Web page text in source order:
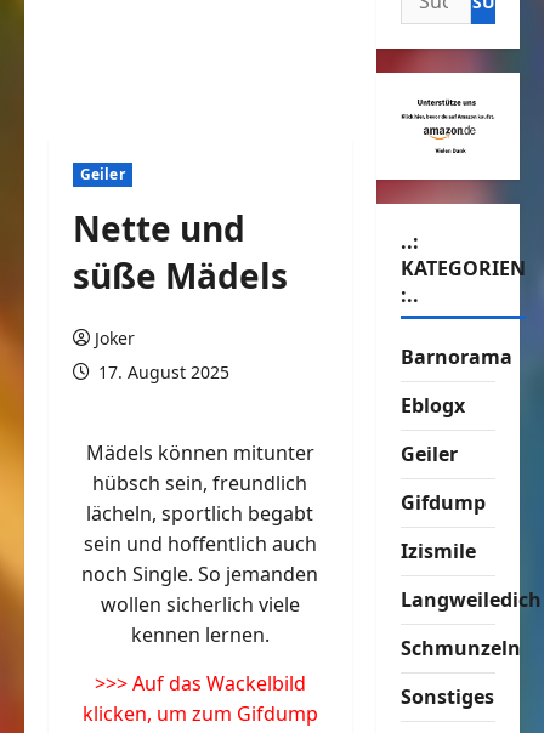
Geiler
Nette und
süße Mädels
Joker
17. August 2025
Mädels können mitunter
hübsch sein, freundlich
lächeln, sportlich begabt
sein und hoffentlich auch
noch Single. So jemanden
wollen sicherlich viele
kennen lernen.
>>> Auf das Wackelbild
klicken, um zum Gifdump
nach:
..:
KATEGORIEN
:..
Barnorama
Eblogx
Geiler
Gifdump
Izismile
Langweiledich
Schmunzeln
Sonstiges